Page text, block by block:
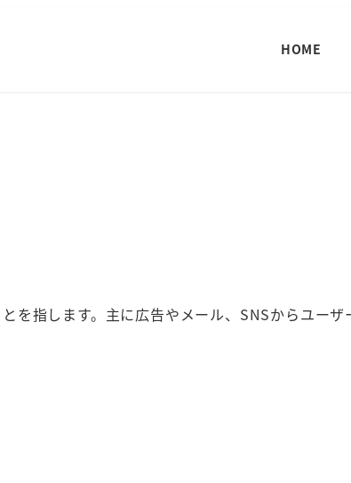
HOME
を指します。主に広告やメール、SNSからユーザ